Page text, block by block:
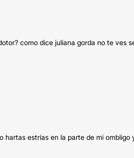
como dice juliana gorda no te ves
hartas estrías en la parte de mi ombligo